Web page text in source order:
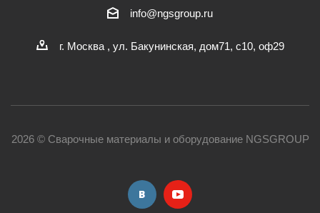
info@ngsgroup.ru
г. Москва , ул. Бакунинская, дом71, с10, оф29
2026 © Сварочные материалы и оборудование NGSGROUP